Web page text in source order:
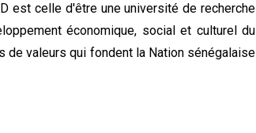
est celle d'être une université de recherche
économique, social et culturel du
valeurs qui fondent la Nation sénégalaise